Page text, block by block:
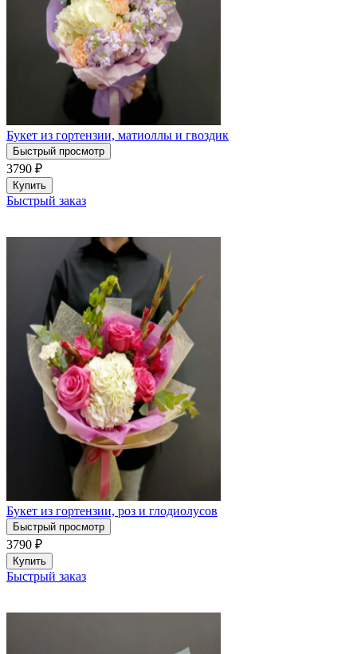
Букет из гортензии, матиоллы и гвоздик
Быстрый просмотр
3790 ₽
Купить
Быстрый заказ
Букет из гортензии, роз и глодиолусов
Быстрый просмотр
3790 ₽
Купить
Быстрый заказ